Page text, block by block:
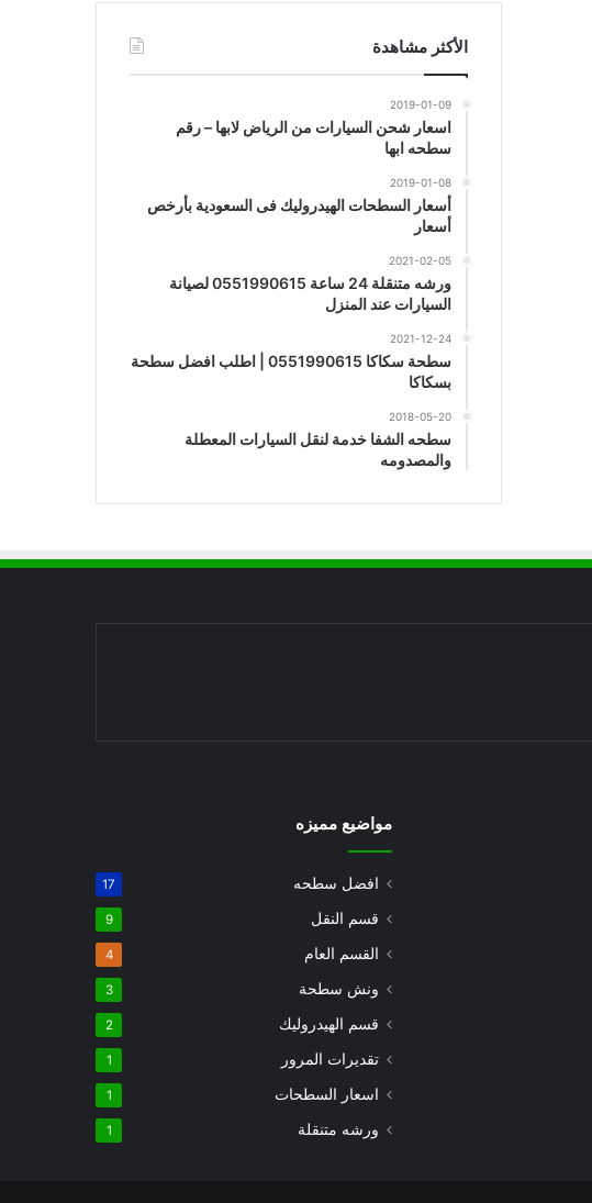
الأكثر مشاهدة
2019-01-09
اسعار شحن السيارات من الرياض لابها – رقم
سطحه ابها
2019-01-08
أسعار السطحات الهيدروليك فى السعودية بأرخص
أسعار
2021-02-05
ورشه متنقلة 24 ساعة 0551990615 لصيانة
السيارات عند المنزل
2021-12-24
سطحة سكاكا 0551990615 | اطلب افضل سطحة
بسكاكا
2018-05-20
سطحه الشفا خدمة لنقل السيارات المعطلة
والمصدومه
مواضيع مميزه
افضل سطحه 17
قسم النقل 9
القسم العام 4
ونش سطحة 3
قسم الهيدروليك 2
تقديرات المرور 1
اسعار السطحات 1
ورشه متنقلة 1